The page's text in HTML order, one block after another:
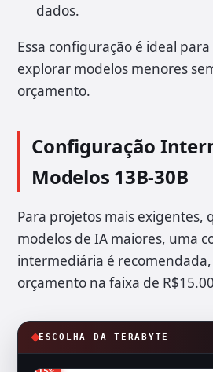
dados.
Essa configuração é ideal
explorar modelos menores
orçamento.
Configuração
Modelos 13B-30B
Para projetos mais exigentes,
modelos de IA maiores, uma
intermediária é
orçamento na faixa de
ESCOLHA DA TERABYTE